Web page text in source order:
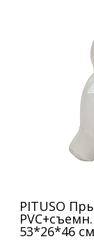
PITUSO
53*26*46